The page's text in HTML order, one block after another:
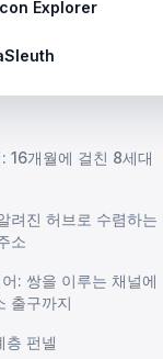
Freeze Checker
blacklist in real time.
Compliance Handbook
Explorer
16개월에 걸친 8세대
려진 허브로 수렴하는
소
: 쌍을 이루는 채널에
출구까지
층 펀넬